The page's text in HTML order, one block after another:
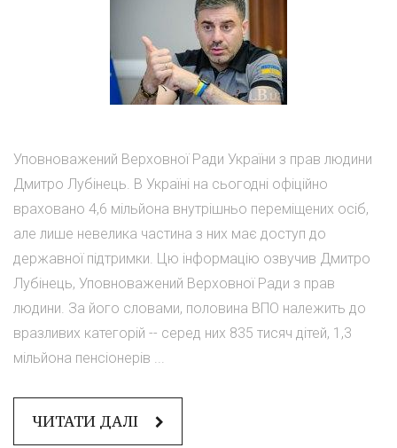
Уповноважений Верховної Ради України з прав людини
Дмитро Лубінець. В Україні на сьогодні офіційно
враховано 4,6 мільйона внутрішньо переміщених осіб,
але лише невелика частина з них має доступ до
державної підтримки. Цю інформацію озвучив Дмитро
Лубінець, Уповноважений Верховної Ради з прав
людини. За його словами, половина ВПО належить до
вразливих категорій -- серед них 835 тисяч дітей, 1,3
мільйона пенсіонерів ...
ЧИТАТИ ДАЛІ